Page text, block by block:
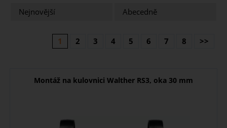
Nejnovější
Abecedně
1 2 3 4 5 6 7 8 >>
Montáž na kulovnici Walther RS3, oka 30 mm